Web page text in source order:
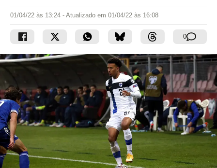
01/04/22 às 13:24 - Atualizado em 01/04/22 às 16:08
0